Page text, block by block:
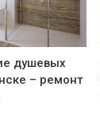
душевых
– ремонт